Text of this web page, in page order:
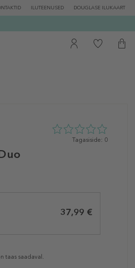
ILUTEENUSED DOUGLASE ILUKAART
0
Tagasiside: 0
37,99 €
taas saadaval.